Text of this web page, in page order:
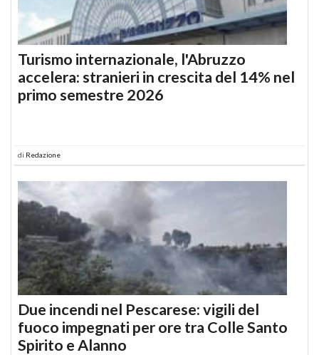
Turismo internazionale, l'Abruzzo
accelera: stranieri in crescita del 14% nel
primo semestre 2026
di Redazione
Due incendi nel Pescarese: vigili del
fuoco impegnati per ore tra Colle Santo
Spirito e Alanno